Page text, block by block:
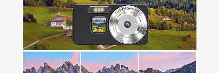
seulement 138
grammes, un
boîtier compact et
un bracelet,
l’appareil se
transporte
facilement pour les